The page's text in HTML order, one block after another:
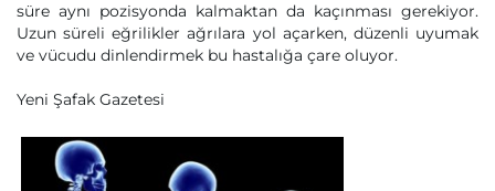
süre aynı pozisyonda kalmaktan da kaçınması gerekiyor.
Uzun süreli eğrilikler ağrılara yol açarken, düzenli uyumak
ve vücudu dinlendirmek bu hastalığa çare oluyor.
Yeni Şafak Gazetesi